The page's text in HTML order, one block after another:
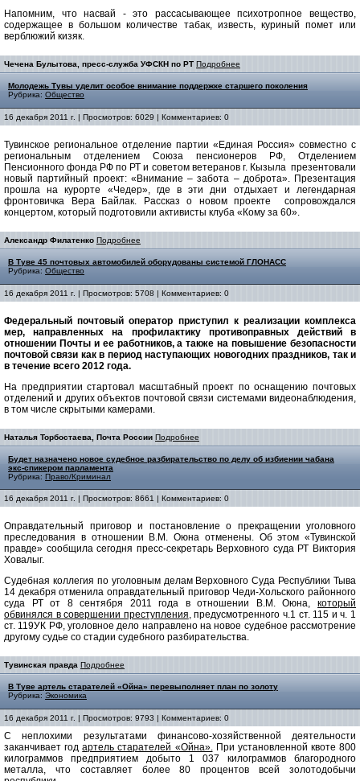
Напомним, что насвай - это рассасывающее психотропное вещество,
содержащее в большом количестве табак, известь, куриный помет или
верблюжий кизяк.
Чечена Булытова, пресс-служба УФСКН по РТ Подробнее
Молодежь Тувы уделит особое внимание поддержке старшего поколения
Рубрика: Общество
16 декабря 2011 г. | Просмотров: 6029 | Комментариев: 0
Тувинское региональное отделение партии «Единая Россия» совместно с
региональным отделением Союза пенсионеров РФ, Отделением
Пенсионного фонда РФ по РТ и советом ветеранов г. Кызыла презентовали
новый партийный проект: «Внимание – забота – доброта». Презентация
прошла на курорте «Чедер», где в эти дни отдыхает и легендарная
фронтовичка Вера Байлак. Рассказ о новом проекте сопровождался
концертом, который подготовили активисты клуба «Кому за 60».
Александр Филатенко Подробнее
В Туве 45 почтовых автомобилей оборудованы системой ГЛОНАСС
Рубрика: Общество
16 декабря 2011 г. | Просмотров: 5708 | Комментариев: 0
Федеральный почтовый оператор приступил к реализации комплекса
мер, направленных на профилактику противоправных действий в
отношении Почты и ее работников, а также на повышение безопасности
почтовой связи как в период наступающих новогодних праздников, так и
в течение всего 2012 года.
На предприятии стартовал масштабный проект по оснащению почтовых
отделений и других объектов почтовой связи системами видеонаблюдения,
в том числе скрытыми камерами.
Наталья Торбостаева, Почта России Подробнее
Будет назначено новое судебное разбирательство по делу об избиении чабана
экс-спикером парламента
Рубрика: Право/Криминал
16 декабря 2011 г. | Просмотров: 8661 | Комментариев: 0
Оправдательный приговор и постановление о прекращении уголовного
преследования в отношении В.М. Оюна отменены. Об этом «Тувинской
правде» сообщила сегодня пресс-секретарь Верховного суда РТ Виктория
Ховалыг.
Судебная коллегия по уголовным делам Верховного Суда Республики Тыва
14 декабря отменила оправдательный приговор Чеди-Хольского районного
суда РТ от 8 сентября 2011 года в отношении В.М. Оюна, который
обвинялся в совершении преступления, предусмотренного ч.1 ст. 115 и ч. 1
ст. 119УК РФ, уголовное дело направлено на новое судебное рассмотрение
другому судье со стадии судебного разбирательства.
Тувинская правда Подробнее
В Туве артель старателей «Ойна» перевыполняет план по золоту
Рубрика: Экономика
16 декабря 2011 г. | Просмотров: 9793 | Комментариев: 0
С неплохими результатами финансово-хозяйственной деятельности
заканчивает годартель старателей «Ойна».При установленной квоте 800
килограммов предприятием добыто 1 037 килограммов благородного
металла, что составляет более 80 процентов всей золотодобычи